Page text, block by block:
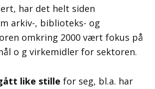
har det helt siden
arkiv-, biblioteks- og
omkring 2000 vært fokus på
o g virkemidler for sektoren.
like stille for seg, bl.a. har